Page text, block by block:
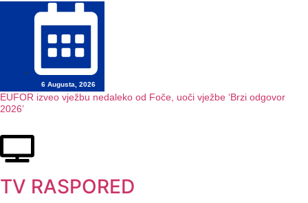
6 Augusta, 2026
EUFOR izveo vježbu nedaleko od Foče, uoči vježbe ‘Brzi odgovor
2026’
TV RASPORED